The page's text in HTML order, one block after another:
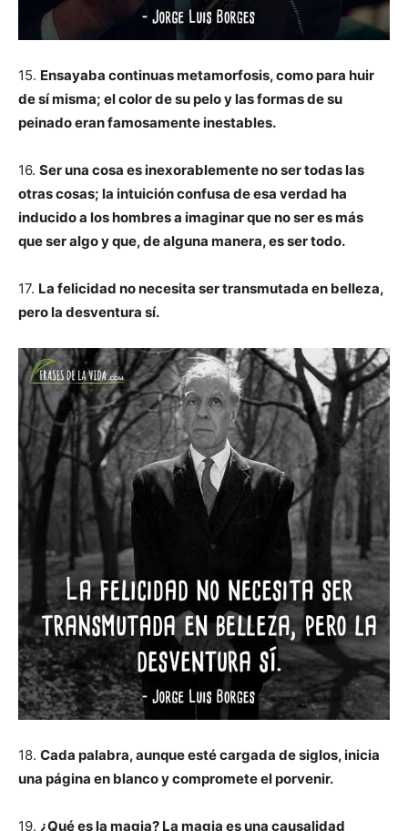
15. Ensayaba continuas metamorfosis, como para huir
de sí misma; el color de su pelo y las formas de su
peinado eran famosamente inestables.
16. Ser una cosa es inexorablemente no ser todas las
otras cosas; la intuición confusa de esa verdad ha
inducido a los hombres a imaginar que no ser es más
que ser algo y que, de alguna manera, es ser todo.
17. La felicidad no necesita ser transmutada en belleza,
pero la desventura sí.
18. Cada palabra, aunque esté cargada de siglos, inicia
una página en blanco y compromete el porvenir.
19. ¿Qué es la magia? La magia es una causalidad